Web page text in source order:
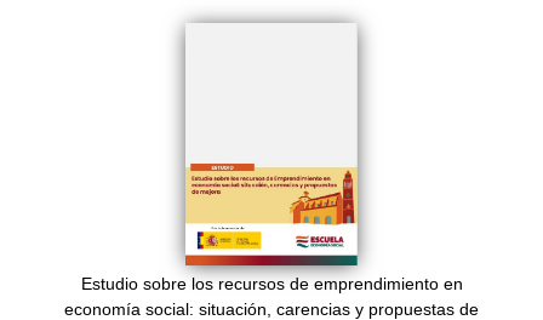
Estudio sobre los recursos de emprendimiento en
economía social: situación, carencias y propuestas de